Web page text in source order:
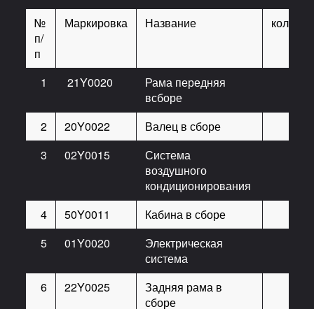
№
п/
п
Маркировка Название
1 21Y0020
Рама передняя
всборе
2
20Y0022
Валец в сборе
3
02Y0015
Система
воздушного
кондиционирования
4
50Y0011
Кабина в сборе
5
01Y0020
Электрическая
система
6
22Y0025
Задняя рама в
сборе